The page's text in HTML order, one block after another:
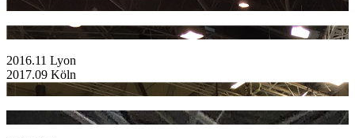
2016.11 Lyon
2017.09 Köln